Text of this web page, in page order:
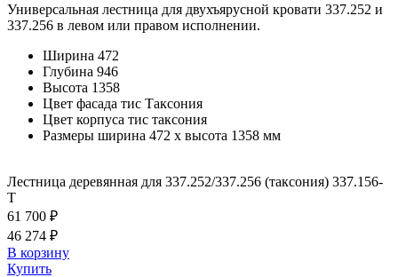
Универсальная лестница для двухъярусной кровати 337.252 и
337.256 в левом или правом исполнении.
Ширина 472
Глубина 946
Высота 1358
Цвет фасада тис Таксония
Цвет корпуса тис таксония
Размеры ширина 472 x высота 1358 мм
Лестница деревянная для 337.252/337.256 (таксония) 337.156-
T
61 700 ₽
46 274 ₽
В корзину
Купить